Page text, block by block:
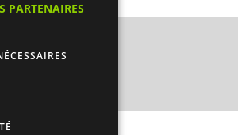
PARTENAIRES